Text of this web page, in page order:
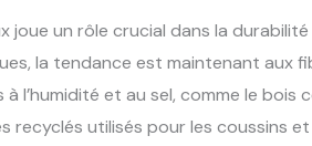
joue un rôle crucial dans la
la tendance est maintenant aux
l’humidité et au sel, comme le bois
recyclés utilisés pour les coussins